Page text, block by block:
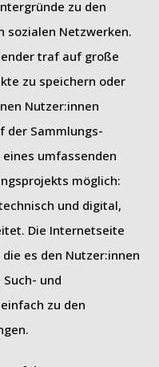
zu den
sozialen Netzwerken.
traf auf große
zu speichern oder
Nutzer:innen
der Sammlungs-
umfassenden
möglich:
und digital,
Die Internetseite
es den Nutzer:innen
und
zu den